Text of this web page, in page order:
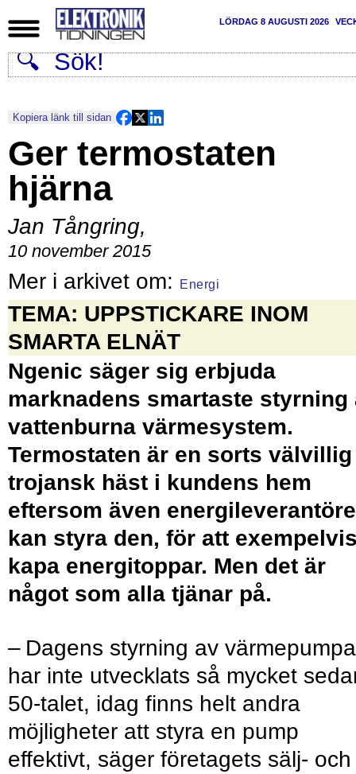
LÖRDAG 8 AUGUSTI 2026
Kopiera länk till sidan
Ger termostaten
hjärna
Jan Tångring,
10 november 2015
Energi
TEMA: UPPSTICKARE INOM
SMARTA ELNÄT
Ngenic säger sig erbjuda
marknadens smartaste styrning
vattenburna värmesystem.
Termostaten är en sorts välvillig
trojansk häst i kundens hem
eftersom även
kan styra den, för att
kapa energi­toppar. Men det är
något som alla tjänar på.
– Dagens styrning av
har inte utvecklats så mycket
50-talet, idag finns helt andra
möjligheter att styra en pump
effektivt, säger företagets sälj- och